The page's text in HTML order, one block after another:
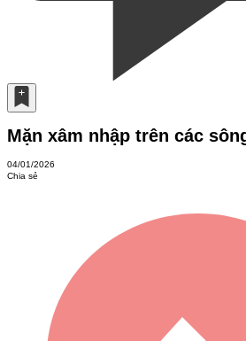
Mặn xâm nhập trên các
04/01/2026
Chia sẻ